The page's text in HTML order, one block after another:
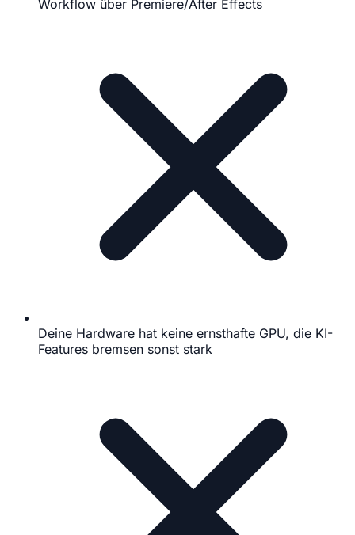
Workflow über Premiere/After Effects
Deine Hardware hat keine ernsthafte GPU, die KI-
Features bremsen sonst stark